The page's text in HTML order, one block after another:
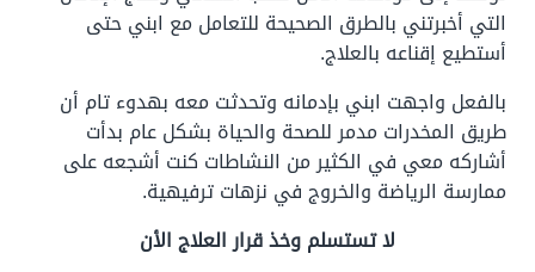
التي أخبرتني بالطرق الصحيحة للتعامل مع ابني حتى
أستطيع إقناعه بالعلاج.
بالفعل واجهت ابني بإدمانه وتحدثت معه بهدوء تام أن
طريق المخدرات مدمر للصحة والحياة بشكل عام بدأت
أشاركه معي في الكثير من النشاطات كنت أشجعه على
ممارسة الرياضة والخروج في نزهات ترفيهية.
لا تستسلم وخذ قرار العلاج الأن